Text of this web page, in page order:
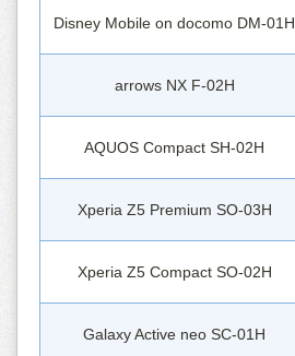
Disney Mobile on docomo DM-01H
arrows NX F-02H
AQUOS Compact SH-02H
Xperia Z5 Premium SO-03H
Xperia Z5 Compact SO-02H
Galaxy Active neo SC-01H